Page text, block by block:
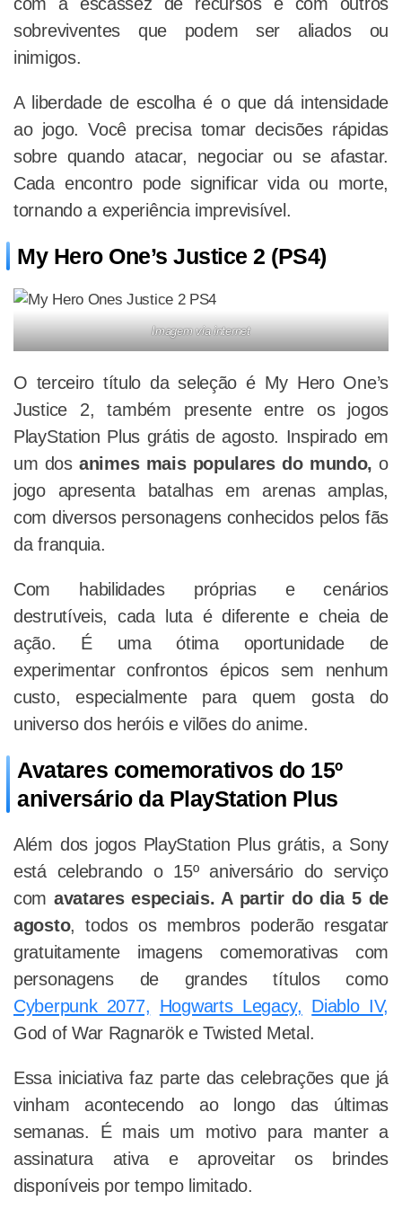
sobreviventes que podem ser aliados ou
inimigos.
A liberdade de escolha é o que dá intensidade
ao jogo. Você precisa tomar decisões rápidas
sobre quando atacar, negociar ou se afastar.
Cada encontro pode significar vida ou morte,
tornando a experiência imprevisível.
My Hero One’s Justice 2 (PS4)
Imagem via internet
O terceiro título da seleção é My Hero One’s
Justice 2, também presente entre os jogos
PlayStation Plus grátis de agosto. Inspirado em
um dosanimes mais populares do mundo, o
jogo apresenta batalhas em arenas amplas,
com diversos personagens conhecidos pelos fãs
da franquia.
Com habilidades próprias e cenários
destrutíveis, cada luta é diferente e cheia de
ação. É uma ótima oportunidade de
experimentar confrontos épicos sem nenhum
custo, especialmente para quem gosta do
universo dos heróis e vilões do anime.
Avatares comemorativos do 15º
aniversário da PlayStation Plus
Além dos jogos PlayStation Plus grátis, a Sony
está celebrando o 15º aniversário do serviço
com avatares especiais. A partir do dia 5 de
agosto, todos os membros poderão resgatar
gratuitamente imagens comemorativas com
personagens de grandes títulos como
Cyberpunk 2077, Hogwarts Legacy, Diablo IV,
God of War Ragnarök e Twisted Metal.
Essa iniciativa faz parte das celebrações que já
vinham acontecendo ao longo das últimas
semanas. É mais um motivo para manter a
assinatura ativa e aproveitar os brindes
disponíveis por tempo limitado.